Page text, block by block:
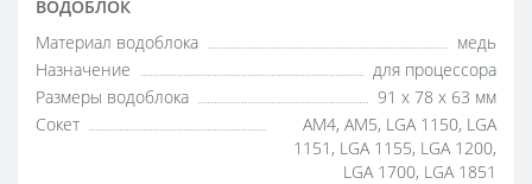
ВОДОБЛОК
Материал водоблока
медь
Назначение
для процессора
Размеры водоблока
91 x 78 x 63 мм
Сокет
AM4, AM5, LGA 1150, LGA
1151, LGA 1155, LGA 1200,
LGA 1700, LGA 1851